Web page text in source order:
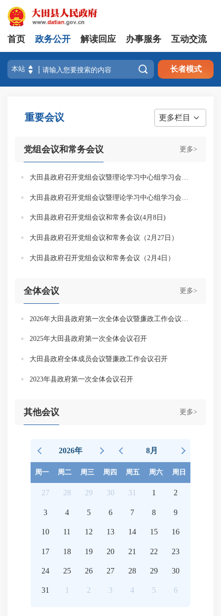
首页 政务公开 解读回应 办事服务 互动交流
 长者模式
重要会议 更多栏目
更多>
党组会议和常务会议
大田县政府召开党组会议和常务会议(4月8日)
大田县政府召开党组会议和常务会议（2月27日）
大田县政府召开党组会议和常务会议（2月4日）
更多>
全体会议
2025年大田县政府第一次全体会议召开
大田县政府全体成员会议暨廉政工作会议召开
2023年县政府第一次全体会议召开
更多>
其他会议
2026年 8月
周一 周二 周三 周四 周五 周六 周日
27 28 29 30 31 1 2
3 4 5 6 7 8 9
10 11 12 13 14 15 16
17 18 19 20 21 22 23
24 25 26 27 28 29 30
31 1 2 3 4 5 6